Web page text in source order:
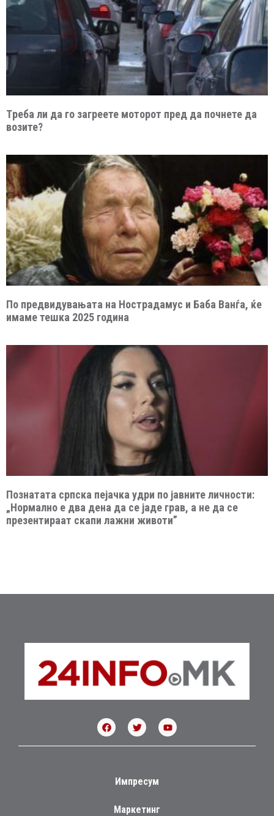
Tреба ли да го загреете моторот пред да почнете да
возите?
По предвидувањата на Нострадамус и Баба Ванѓа, ќе
имаме тешка 2025 година
Познатата српска пејачка удри по јавните личности:
„Нормално е два дена да се јаде грав, а не да се
презентираат скапи лажни животи”
Импресум
Маркетинг